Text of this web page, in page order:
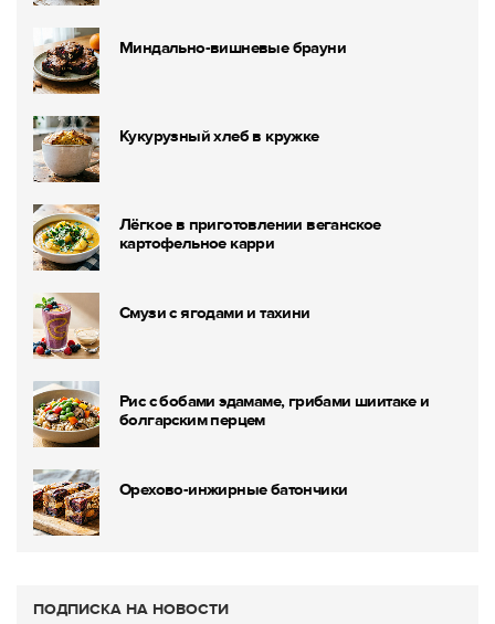
Миндально-вишневые брауни
Кукурузный хлеб в кружке
Лёгкое в приготовлении веганское
картофельное карри
Смузи с ягодами и тахини
Рис с бобами эдамаме, грибами шиитаке и
болгарским перцем
Орехово-инжирные батончики
ПОДПИСКА НА НОВОСТИ